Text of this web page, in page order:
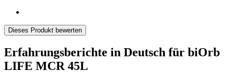
Dieses Produkt bewerten
Erfahrungsberichte in Deutsch für biOrb
LIFE MCR 45L